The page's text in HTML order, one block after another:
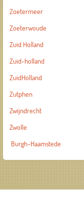
Zoetermeer
Zoeterwoude
Zuid Holland
Zuid-holland
ZuidHolland
Zutphen
Zwijndrecht
Zwolle
Burgh-Haamstede